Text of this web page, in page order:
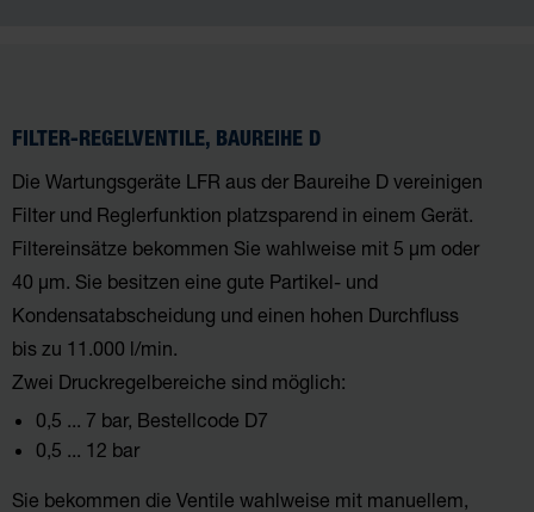
FILTER-REGELVENTILE, BAUREIHE D
Die Wartungsgeräte LFR aus der Baureihe D vereinigen
Filter­ und Reglerfunktion platzsparend in einem Gerät.
Filtereinsätze bekommen Sie wahlweise mit 5 µm oder
40 µm. Sie besitzen eine gute Partikel- und
Kondensatabscheidung und einen hohen Durchfluss
bis zu 11.000 l/min.
Zwei Druckregelbereiche sind möglich:
0,5 ... 7 bar, Bestellcode D7
0,5 ... 12 bar
Sie bekommen die Ventile wahlweise mit manuellem,